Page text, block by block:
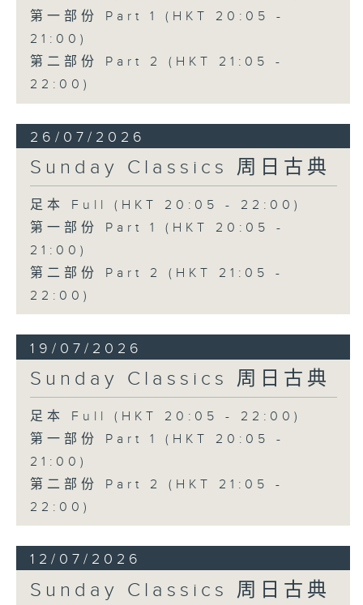
第一部份 Part 1 (HKT 20:05 -
21:00)
第二部份 Part 2 (HKT 21:05 -
22:00)
26/07/2026
Sunday Classics 周日古典
足本 Full (HKT 20:05 - 22:00)
第一部份 Part 1 (HKT 20:05 -
21:00)
第二部份 Part 2 (HKT 21:05 -
22:00)
19/07/2026
Sunday Classics 周日古典
足本 Full (HKT 20:05 - 22:00)
第一部份 Part 1 (HKT 20:05 -
21:00)
第二部份 Part 2 (HKT 21:05 -
22:00)
12/07/2026
Sunday Classics 周日古典